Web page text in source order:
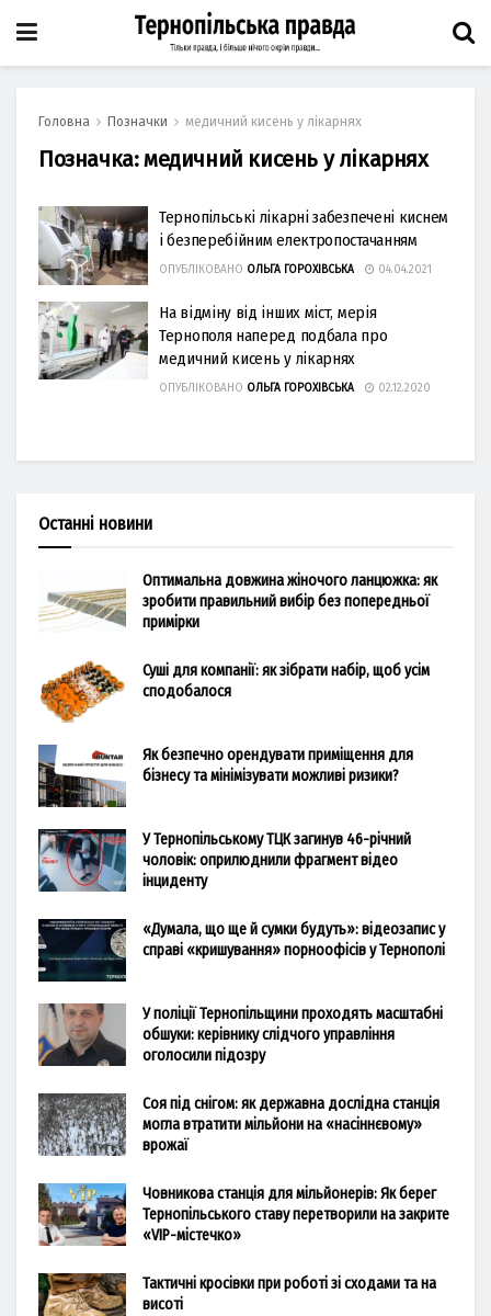
Головна Позначки медичний кисень у лікарнях
Позначка:медичний кисень у лікарнях
Тернопільські лікарні забезпечені киснем
і безперебійним електропостачанням
ОПУБЛІКОВАНО ОЛЬГА ГОРОХІВСЬКА 04.04.2021
На відміну від інших міст, мерія
Тернополя наперед подбала про
медичний кисень у лікарнях
ОПУБЛІКОВАНО ОЛЬГА ГОРОХІВСЬКА 02.12.2020
Останні новини
Оптимальна довжина жіночого ланцюжка: як
зробити правильний вибір без попередньої
примірки
Суші для компанії: як зібрати набір, щоб усім
сподобалося
Як безпечно орендувати приміщення для
бізнесу та мінімізувати можливі ризики?
У Тернопільському ТЦК загинув 46-річний
чоловік: оприлюднили фрагмент відео
інциденту
«Думала, що ще й сумки будуть»: відеозапис у
справі «кришування» порноофісів у Тернополі
У поліції Тернопільщини проходять масштабні
обшуки: керівнику слідчого управління
оголосили підозру
Соя під снігом: як державна дослідна станція
могла втратити мільйони на «насіннєвому»
врожаї
Човникова станція для мільйонерів: Як берег
Тернопільського ставу перетворили на закрите
«VIP-містечко»
Тактичні кросівки при роботі зі сходами та на
висоті